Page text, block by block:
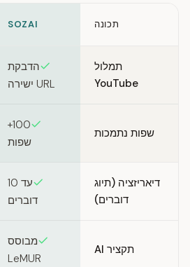
תכונה SOZAI
תמלול
YouTube
הדבקת
URL ישירה
שפות נתמכות
100+
שפות
דיאריזציה (תיוג
דוברים)
עד 10
דוברים
תקציר AI
מבוסס
LeMUR